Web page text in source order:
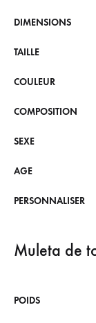
DIMENSIONS
TAILLE
COULEUR
COMPOSITION
SEXE
AGE
PERSONNALISER
Muleta de
POIDS